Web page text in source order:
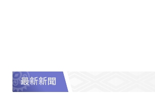
最新新聞